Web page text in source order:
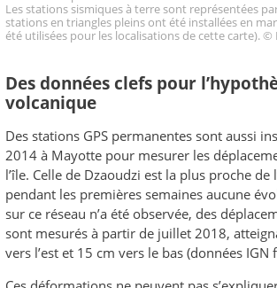
Les stations sismiques à terre sont représentées
stations en triangles pleins ont été installées en
été utilisées pour les localisations de cette carte). ©
Des données clefs pour
volcanique
Des stations GPS permanentes sont aussi
2014 à Mayotte pour mesurer les
l’île. Celle de Dzaoudzi est la plus proche de
pendant les premières semaines aucune
sur ce réseau n’a été observée, des
sont mesurés à partir de juillet 2018,
vers l’est et 15 cm vers le bas (données